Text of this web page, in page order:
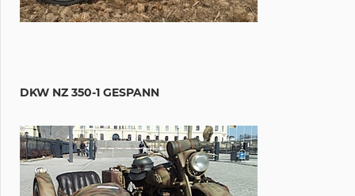
DKW NZ 350-1 GESPANN